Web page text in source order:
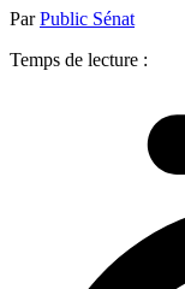
ParPublic Sénat
Temps de lecture :